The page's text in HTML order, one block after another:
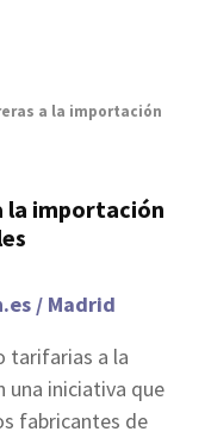
a la importación
la importación
/ Madrid
tarifarias a la
una iniciativa que
fabricantes de